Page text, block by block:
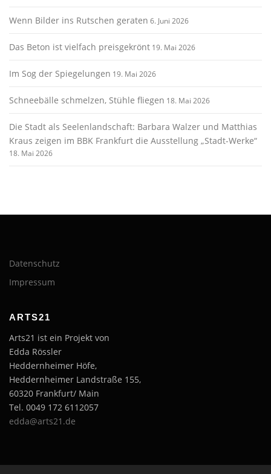
Wenn Bilder ins Rutschen geraten 6. Juni 2026
Das Beton ist vielfach preisgekrönt 19. Mai 2026
Im Sog der Spiegelungen 19. Mai 2026
Schneebälle schmelzen, Stühle fliegen 18. Mai 2026
Die Stadt als Seelenlandschaft: Barbara Walzer und Matthias
Kraus zeigen im BBK Frankfurt die Ausstellung „Stadt-Werke“
18. Mai 2026
Datenschutz
Impressum
ARTS21
Arts21 ist ein Projekt von
Edda Rössler
Heddernheimer Höfe,
Heddernheimer Landstraße 155,
60320 Frankfurt/ Main
Tel. 0049 172 6112057
edda@arts21.de